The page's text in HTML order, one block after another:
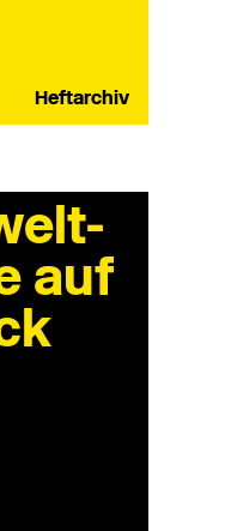
Heftarchiv
auf